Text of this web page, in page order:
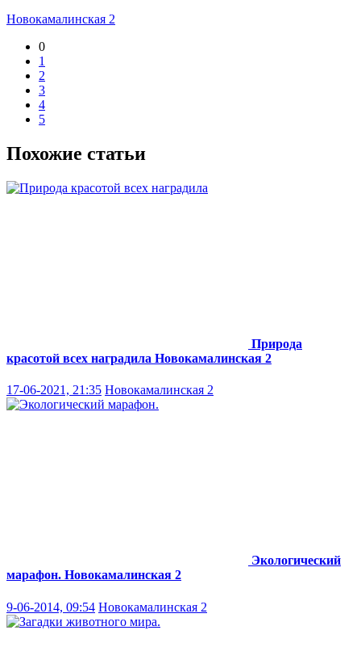
Новокамалинская 2
0
1
2
3
4
5
Похожие статьи
Природа
красотой всех наградила Новокамалинская 2
17-06-2021, 21:35 Новокамалинская 2
Экологический
марафон. Новокамалинская 2
9-06-2014, 09:54 Новокамалинская 2